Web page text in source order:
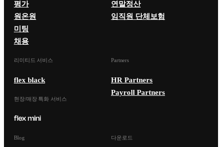
평가
원온원
미팅
채용
연말정산
임직원 단체보험
리미티드 서비스
flex black
현장/매장 특화 서비스
Partners
HR Partners
Payroll Partners
Blog 다운로드